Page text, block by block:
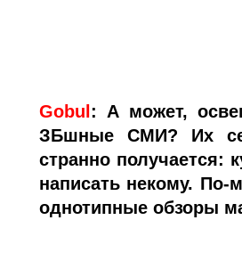
Gobul : А может,
ЗБшные СМИ? Их
странно получается:
написать некому. По-
однотипные обзоры